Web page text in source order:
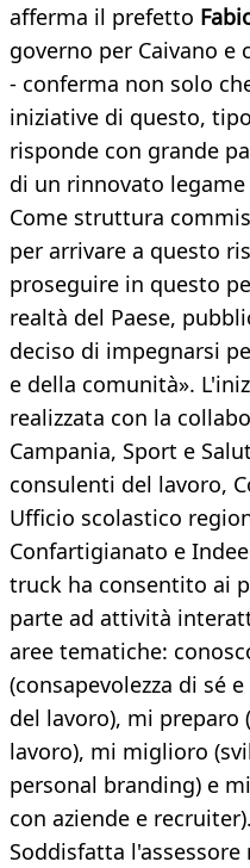
afferma il prefetto
governo per Caivano e
- conferma non solo
iniziative di questo,
risponde con grande
di un rinnovato
Come struttura
per arrivare a questo
proseguire in questo
realtà del Paese,
deciso di impegnarsi
e della comunità».
realizzata con la
Campania, Sport e
consulenti del lavoro,
Ufficio scolastico
Confartigianato e
truck ha consentito ai
parte ad attività
aree tematiche:
(consapevolezza di sé
del lavoro), mi preparo
lavoro), mi miglioro
personal branding) e
con aziende e recruiter).
Soddisfatta